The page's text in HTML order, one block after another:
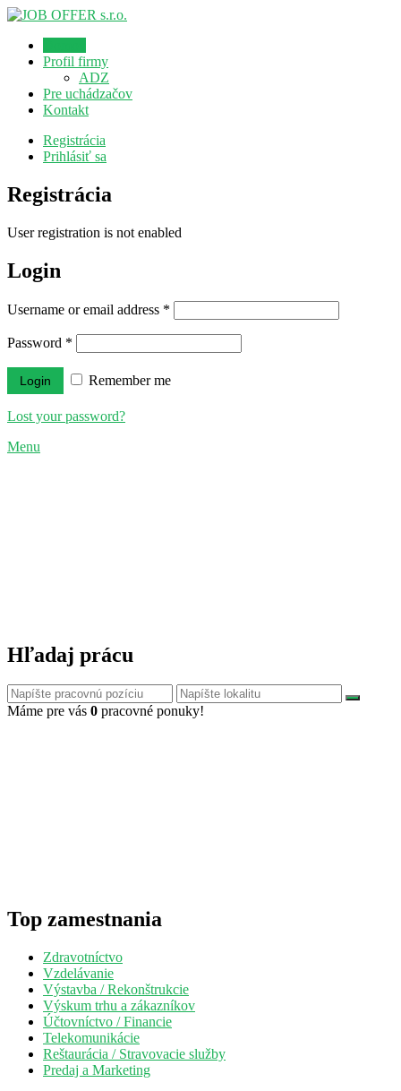
Profil firmy
ADZ
Pre uchádzačov
Kontakt
Registrácia
Prihlásiť sa
Registrácia
User registration is not enabled
Login
Username or email address *
Password *
Remember me
Lost your password?
Menu
Hľadaj prácu
Máme pre vás 0 pracovné ponuky!
Top zamestnania
Zdravotníctvo
Vzdelávanie
Výstavba / Rekonštrukcie
Výskum trhu a zákazníkov
Účtovníctvo / Financie
Telekomunikácie
Reštaurácia / Stravovacie služby
Predaj a Marketing